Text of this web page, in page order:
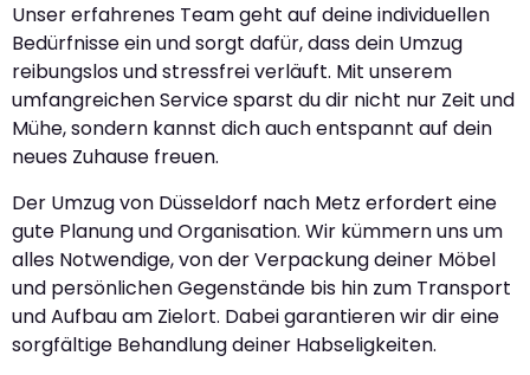
Unser erfahrenes Team geht auf deine individuellen
Bedürfnisse ein und sorgt dafür, dass dein Umzug
reibungslos und stressfrei verläuft. Mit unserem
umfangreichen Service sparst du dir nicht nur Zeit und
Mühe, sondern kannst dich auch entspannt auf dein
neues Zuhause freuen.
Der Umzug von Düsseldorf nach Metz erfordert eine
gute Planung und Organisation. Wir kümmern uns um
alles Notwendige, von der Verpackung deiner Möbel
und persönlichen Gegenstände bis hin zum Transport
und Aufbau am Zielort. Dabei garantieren wir dir eine
sorgfältige Behandlung deiner Habseligkeiten.